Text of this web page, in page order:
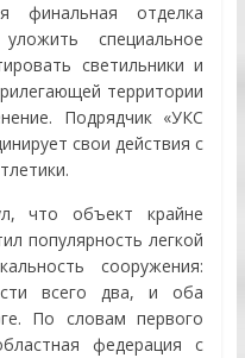
финальная отделка
специальное
светильники и
территории
Подрядчик «УКС
свои действия с
что объект крайне
популярность легкой
сооружения:
всего два, и оба
По словам первого
федерация с